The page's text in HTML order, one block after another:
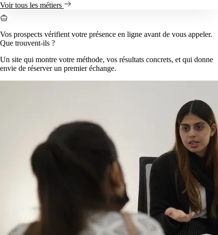
Voir tous les métiers
Accueil
Santé & Bien-être Beauté Professions libérales
Métiers créatifs
Conseil & AccompagnementVoir tous les métiers →
Nos réalisationsTarifs Notre approche Nous contacter
Vos prospects vérifient votre présence en ligne avant de vous appeler.
Que trouvent-ils ?
Un site qui montre votre méthode, vos résultats concrets, et qui donne
envie de réserver un premier échange.